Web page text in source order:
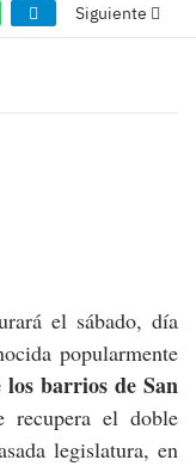
Siguiente
el sábado, día
popularmente
los barrios de San
recupera el doble
legislatura, en